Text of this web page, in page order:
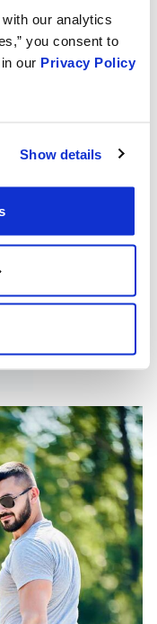
our analytics
you consent to
our Privacy Policy
Show details
deTampas de
sem tampapara
sistema de
ou caminhão.